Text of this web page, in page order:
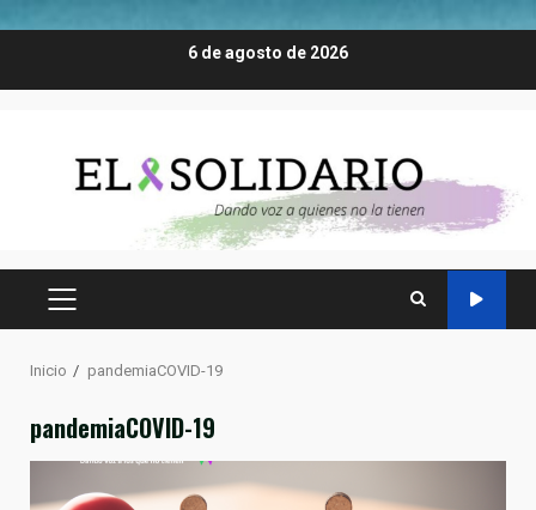
6 de agosto de 2026
MENÚ
Inicio pandemiaCOVID-19
pandemiaCOVID-19